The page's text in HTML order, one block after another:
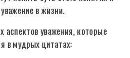
в жизни.
аспектов уважения, которые
в мудрых цитатах: